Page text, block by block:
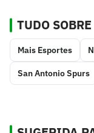
TUDO SOBRE
Mais Esportes
San Antonio Spurs